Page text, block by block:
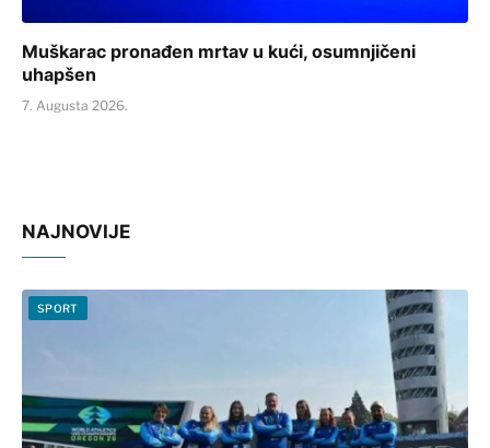
Muškarac pronađen mrtav u kući, osumnjičeni
uhapšen
7. Augusta 2026.
NAJNOVIJE
SPORT